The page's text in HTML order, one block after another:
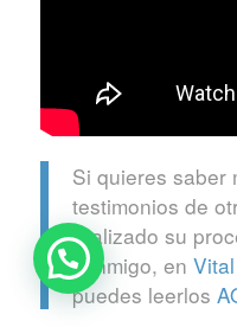
Si quieres saber
testimonios de
realizado su
conmigo, en
puedes leerlos